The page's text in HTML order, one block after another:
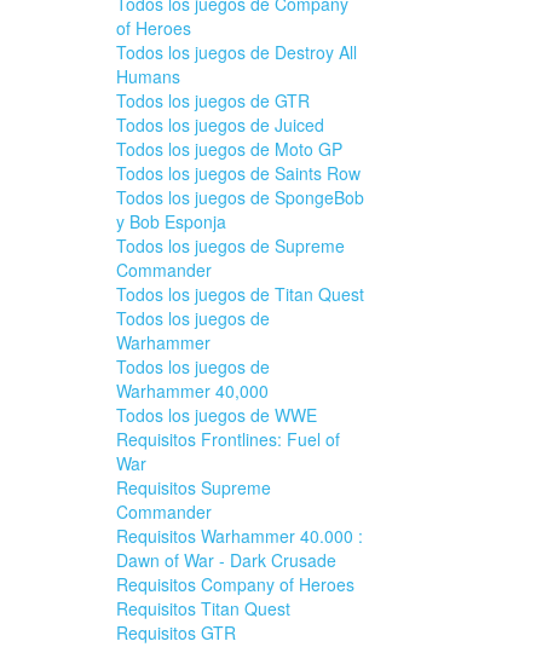
of Heroes
Todos los juegos de Destroy All
Humans
Todos los juegos de GTR
Todos los juegos de Juiced
Todos los juegos de Moto GP
Todos los juegos de Saints Row
Todos los juegos de SpongeBob
y Bob Esponja
Todos los juegos de Supreme
Commander
Todos los juegos de Titan Quest
Todos los juegos de
Warhammer
Todos los juegos de
Warhammer 40,000
Todos los juegos de WWE
Requisitos Frontlines: Fuel of
War
Requisitos Supreme
Commander
Requisitos Warhammer 40.000 :
Dawn of War - Dark Crusade
Requisitos Company of Heroes
Requisitos Titan Quest
Requisitos GTR